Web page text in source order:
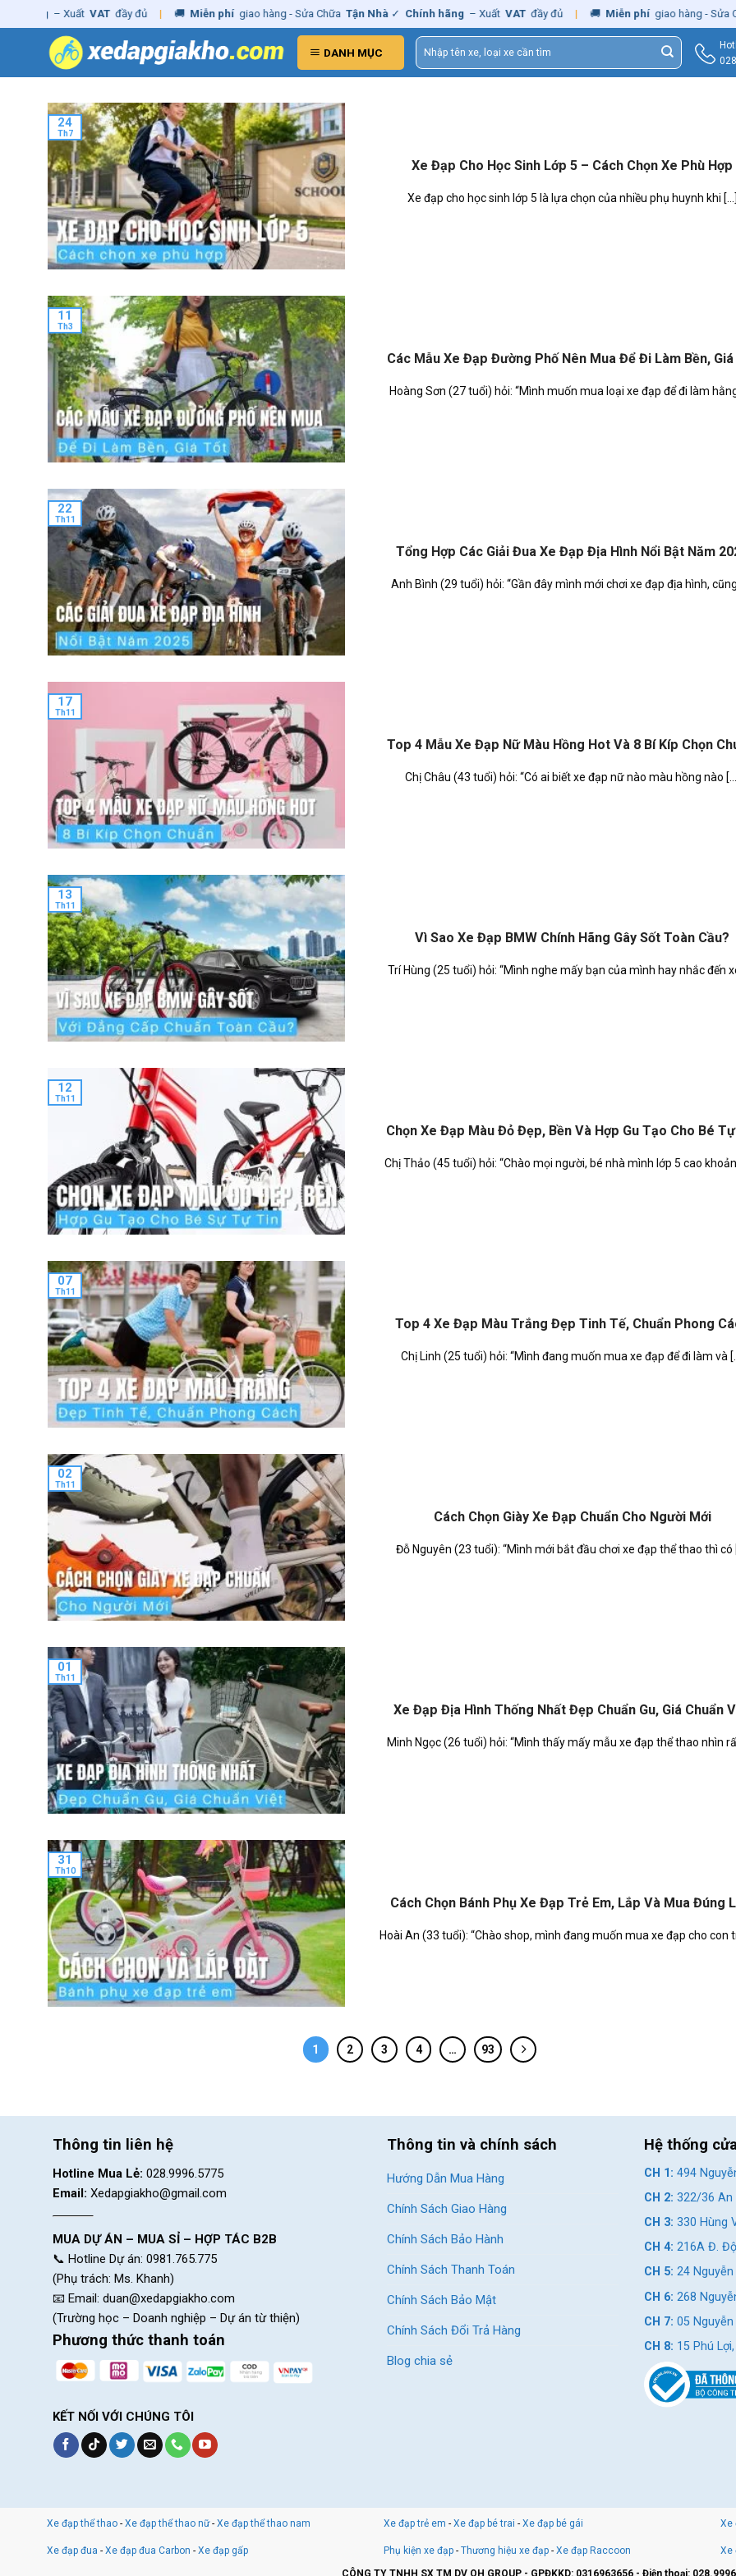
to
– Xuất VAT đầy đủ | 🚚 Miễn phí giao hàng - Sửa Chữa Tận Nhà ✓ Chính hãng – Xuất VAT đầy đủ | 🚚 Miễn phí giao hàng - Sửa Chữa
DANH MỤC
Tìm
kiếm:
Xe Đạp Cho Học Sinh Lớp 5 – Cách Chọn Xe Phù Hợp
Xe đạp cho học sinh lớp 5 là lựa chọn của nhiều phụ huynh khi [...]
24
Th7
Các Mẫu Xe Đạp Đường Phố Nên Mua Để Đi Làm Bền,
Hoàng Sơn (27 tuổi) hỏi: “Mình muốn mua loại xe đạp để đi làm
11
Th3
Tổng Hợp Các Giải Đua Xe Đạp Địa Hình Nổi Bật Năm
Anh Bình (29 tuổi) hỏi: “Gần đây mình mới chơi xe đạp địa hình,
22
Th11
Top 4 Mẫu Xe Đạp Nữ Màu Hồng Hot Và 8 Bí Kíp Chọn
Chị Châu (43 tuổi) hỏi: “Có ai biết xe đạp nữ nào màu hồng nào
17
Th11
Vì Sao Xe Đạp BMW Chính Hãng Gây Sốt Toàn Cầu?
Trí Hùng (25 tuổi) hỏi: “Mình nghe mấy bạn của mình hay nhắc đến
13
Th11
Chọn Xe Đạp Màu Đỏ Đẹp, Bền Và Hợp Gu Tạo Cho Bé
Chị Thảo (45 tuổi) hỏi: “Chào mọi người, bé nhà mình lớp 5 cao
12
Th11
Top 4 Xe Đạp Màu Trắng Đẹp Tinh Tế, Chuẩn Phong
Chị Linh (25 tuổi) hỏi: “Mình đang muốn mua xe đạp để đi làm và
07
Th11
Cách Chọn Giày Xe Đạp Chuẩn Cho Người Mới
Đỗ Nguyên (23 tuổi): “Mình mới bắt đầu chơi xe đạp thể thao thì có
02
Th11
Xe Đạp Địa Hình Thống Nhất Đẹp Chuẩn Gu, Giá Chuẩn
Minh Ngọc (26 tuổi) hỏi: “Mình thấy mấy mẫu xe đạp thể thao nhìn
01
Th11
Cách Chọn Bánh Phụ Xe Đạp Trẻ Em, Lắp Và Mua Đúng
Hoài An (33 tuổi): “Chào shop, mình đang muốn mua xe đạp cho con
31
Th10
1 2 3 4 … 93
Thông tin liên hệ
Hotline Mua Lẻ: 028.9996.5775
Email: Xedapgiakho@gmail.com
MUA DỰ ÁN – MUA SỈ – HỢP TÁC B2B
📞 Hotline Dự án: 0981.765.775
(Phụ trách: Ms. Khanh)
📧 Email: duan@xedapgiakho.com
(Trường học – Doanh nghiệp – Dự án từ thiện)
Phương thức thanh toán
KẾT NỐI VỚI CHÚNG TÔI
Thông tin và chính sách
Hướng Dẫn Mua Hàng
Chính Sách Giao Hàng
Chính Sách Bảo Hành
Chính Sách Thanh Toán
Chính Sách Bảo Mật
Chính Sách Đổi Trả Hàng
Blog chia sẻ
Hệ thống
CH 1: 494
CH 2: 322/36 An
CH 3: 330 Hùng
CH 4: 216A Đ.
CH 5: 24
CH 6: 268
CH 7: 05 Nguyễn
CH 8: 15 Phú
Xe đạp thể thao - Xe đạp thể thao nữ- Xe đạp thể thao nam
Xe đạp đua - Xe đạp đua Carbon - Xe đạp gấp
Xe đạp trẻ em - Xe đạp bé trai - Xe đạp bé gái
Phụ kiện xe đạp - Thương hiệu xe đạp - Xe đạp Raccoon
Xe
Xe
CÔNG TY TNHH SX TM DV OH GROUP - GPĐKKD: 0316963656 - Điện thoại: